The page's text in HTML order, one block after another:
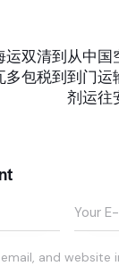
运双清到
多包税到
从中国
到门运
剂运往
and